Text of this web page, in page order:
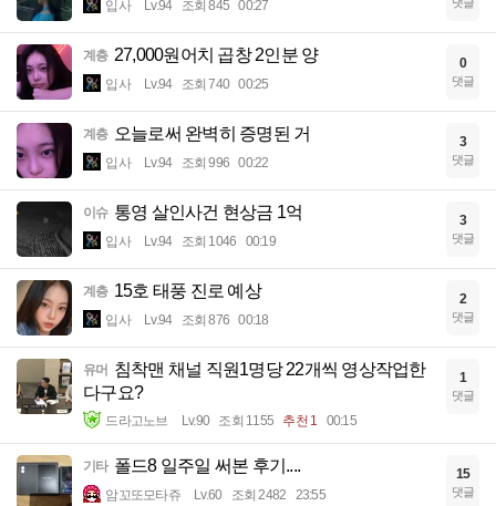
입사 Lv.94 조회 845 00:27
계층 27,000원어치 곱창 2인분 양
입사 Lv.94 조회 740 00:25
0
댓글
계층 오늘로써 완벽히 증명된 거
입사 Lv.94 조회 996 00:22
3
댓글
이슈 통영 살인사건 현상금 1억
입사 Lv.94 조회 1046 00:19
3
댓글
계층 15호 태풍 진로 예상
입사 Lv.94 조회 876 00:18
2
댓글
유머 침착맨 채널 직원1명당 22개씩 영상작업한
다구요?
드라고노브 Lv.90 조회 1155 추천 1 00:15
1
댓글
기타 폴드8 일주일 써본 후기....
암꼬또모타쥬 Lv.60 조회 2482 23:55
15
댓글